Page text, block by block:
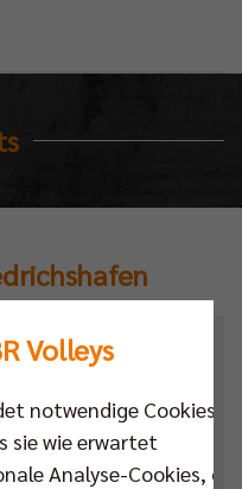
Volleys
notwendige Cookies,
sie wie erwartet
Analyse-Cookies, die